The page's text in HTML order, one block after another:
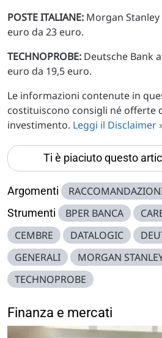
POSTE ITALIANE: Morgan
euro da 23 euro.
TECHNOPROBE: Deutsche Bank
euro da 19,5 euro.
Le informazioni contenute in
costituiscono consigli né offerte
investimento. Leggi il Disclaimer
Ti è piaciuto questo
Argomenti
Strumenti BPER BANCA
CEMBRE
DATALOGIC
GENERALI
MORGAN
TECHNOPROBE
Finanza e mercati